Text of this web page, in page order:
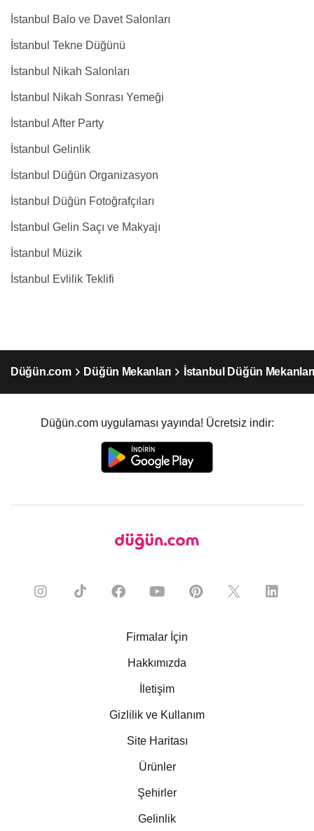
İstanbul Balo ve Davet Salonları
İstanbul Tekne Düğünü
İstanbul Nikah Salonları
İstanbul Nikah Sonrası Yemeği
İstanbul After Party
İstanbul Gelinlik
İstanbul Düğün Organizasyon
İstanbul Düğün Fotoğrafçıları
İstanbul Gelin Saçı ve Makyajı
İstanbul Müzik
İstanbul Evlilik Teklifi
Düğün.com Düğün Mekanları İstanbul Düğün
Düğün.com uygulaması yayında! Ücretsiz indir:
Firmalar İçin
Hakkımızda
İletişim
Gizlilik ve Kullanım
Site Haritası
Ürünler
Şehirler
Gelinlik